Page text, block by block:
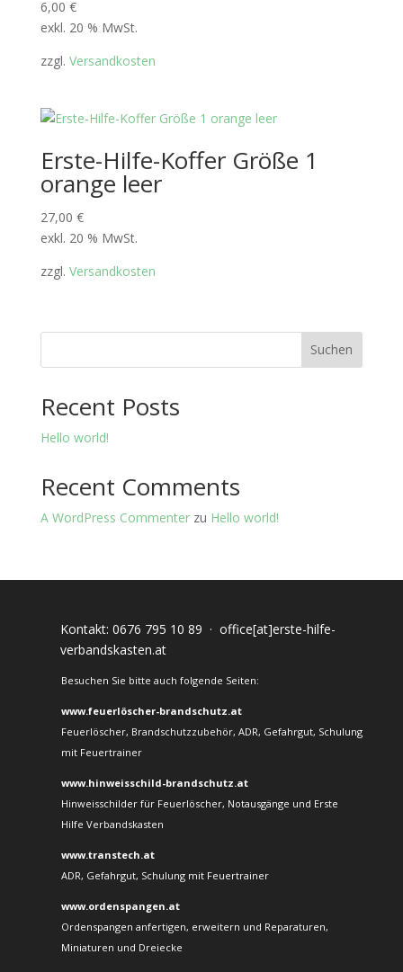
6,00 €
exkl. 20 % MwSt.
zzgl. Versandkosten
Erste-Hilfe-Koffer Größe 1
orange leer
27,00 €
exkl. 20 % MwSt.
zzgl. Versandkosten
Suchen
Recent Posts
Hello world!
Recent Comments
A WordPress Commenterzu Hello world!
Kontakt: 0676 795 10 89 · office[at]erste-hilfe-
verbandskasten.at
Besuchen Sie bitte auch folgende Seiten:
www.feuerlöscher-brandschutz.at
Feuerlöscher, Brandschutzzubehör, ADR, Gefahrgut, Schulung
mit Feuertrainer
www.hinweisschild-brandschutz.at
Hinweisschilder für Feuerlöscher, Notausgänge und Erste
Hilfe Verbandskasten
www.transtech.at
ADR, Gefahrgut, Schulung mit Feuertrainer
www.ordenspangen.at
Ordenspangen anfertigen, erweitern und Reparaturen,
Miniaturen und Dreiecke